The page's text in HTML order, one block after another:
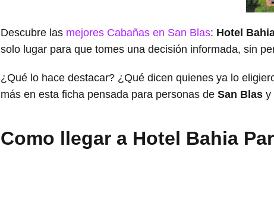
Descubre las mejores Cabañas en San Blas: Hotel
solo lugar para que tomes una decisión informada, sin
¿Qué lo hace destacar? ¿Qué dicen quienes ya lo
más en esta ficha pensada para personas de San Blas y
Como llegar a Hotel Bahia